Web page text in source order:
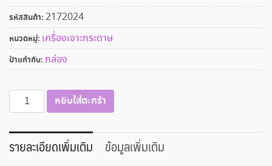
รหัสสินค้า: 2172024
หมวดหมู่: เครื่องเจาะกระดาษ
ป้ายกำกับ: กล่อง
จำนวน
เครื่อง
กระดาษ
CARL
หยิบใส่ตะกร้า
รายละเอียดเพิ่มเติม ข้อมูลเพิ่มเติม